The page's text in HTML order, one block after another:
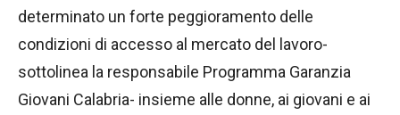
determinato un forte peggioramento delle
condizioni di accesso al mercato del lavoro-
sottolinea la responsabile Programma Garanzia
Giovani Calabria- insieme alle donne, ai giovani e ai